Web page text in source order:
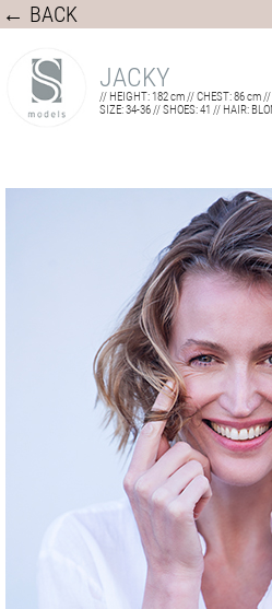
← BACK
JACKY
// HEIGHT: 182 cm // CHEST: 86 cm
SIZE: 34-36 // SHOES: 41 // HAIR: